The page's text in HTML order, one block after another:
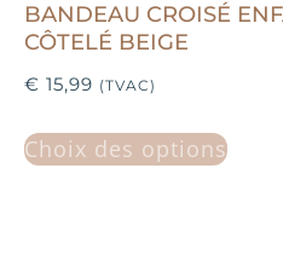
BANDEAU CROISÉ
CÔTELÉ BEIGE
€ 15,99 (TVAC)
Choix des options